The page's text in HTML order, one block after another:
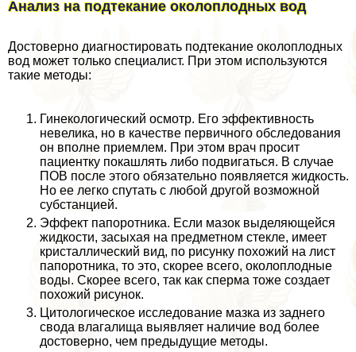
Анализ на подтекание околоплодных вод
Достоверно диагностировать подтекание околоплодных
вод может только специалист. При этом используются
такие методы:
Гинекологический осмотр. Его эффективность
невелика, но в качестве первичного обследования
он вполне приемлем. При этом врач просит
пациентку покашлять либо подвигаться. В случае
ПОВ после этого обязательно появляется жидкость.
Но ее легко спутать с любой другой возможной
субстанцией.
Эффект папоротника. Если мaзoк выделяющейся
жидкости, засыхая на предметном стекле, имеет
кристаллический вид, по рисунку похожий на лист
папоротника, то это, скорее всего, околоплодные
воды. Скорее всего, так как cпepма тоже создает
похожий рисунок.
Цитологическое исследование мазка из заднего
свода влагалища выявляет наличие вод более
достоверно, чем предыдущие методы.